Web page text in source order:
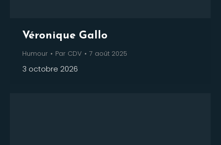
Véronique Gallo
Humour Par CDV 7 août 2025
3 octobre 2026